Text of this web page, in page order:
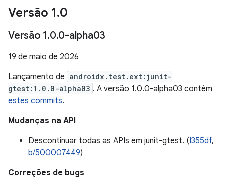
Versão 1.0
Versão 1.0.0-alpha03
19 de maio de 2026
Lançamento de androidx.test.ext:junit-
gtest:1.0.0-alpha03 . A versão 1.0.0-alpha03 contém
estes commits.
Mudanças na API
Descontinuar todas as APIs em junit-gtest. (I355df,
b/500007449)
Correções de bugs